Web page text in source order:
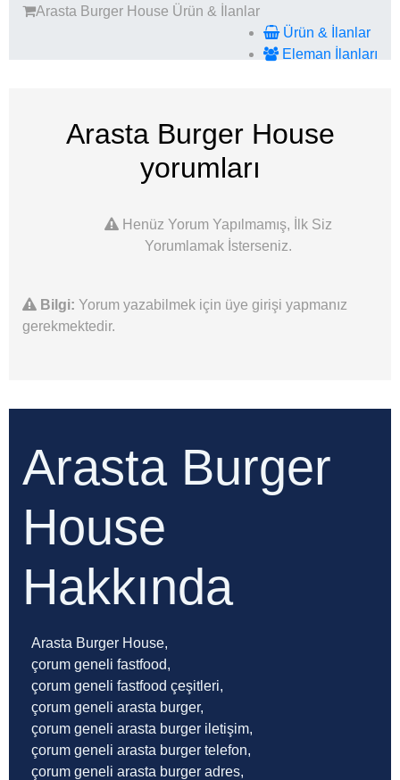
Arasta Burger House Ürün & İlanlar
Ürün & İlanlar
Eleman İlanları
Arasta Burger House
yorumları
Henüz Yorum Yapılmamış, İlk Siz
Yorumlamak İsterseniz.
Bilgi: Yorum yazabilmek için üye girişi yapmanız
gerekmektedir.
Arasta Burger
House
Hakkında
Arasta Burger House,
çorum geneli fastfood,
çorum geneli fastfood çeşitleri,
çorum geneli arasta burger,
çorum geneli arasta burger iletişim,
çorum geneli arasta burger telefon,
çorum geneli arasta burger adres,